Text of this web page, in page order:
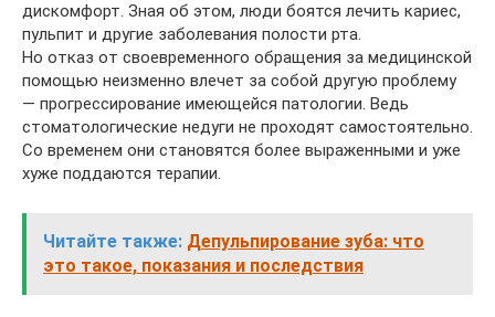
дискомфорт. Зная об этом, люди боятся лечить кариес,
пульпит и другие заболевания полости рта.
Но отказ от своевременного обращения за медицинской
помощью неизменно влечет за собой другую проблему
— прогрессирование имеющейся патологии. Ведь
стоматологические недуги не проходят самостоятельно.
Со временем они становятся более выраженными и уже
хуже поддаются терапии.
Читайте также: Депульпирование зуба: что
это такое, показания и последствия